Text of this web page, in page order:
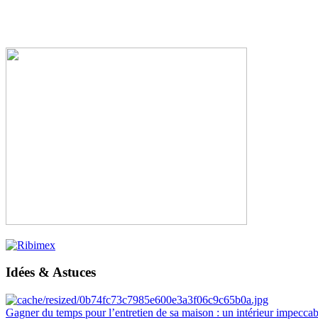
Idées & Astuces
Gagner du temps pour l’entretien de sa maison : un intérieur